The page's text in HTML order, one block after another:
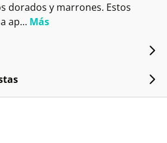
dorados y marrones. Estos
ap… Más